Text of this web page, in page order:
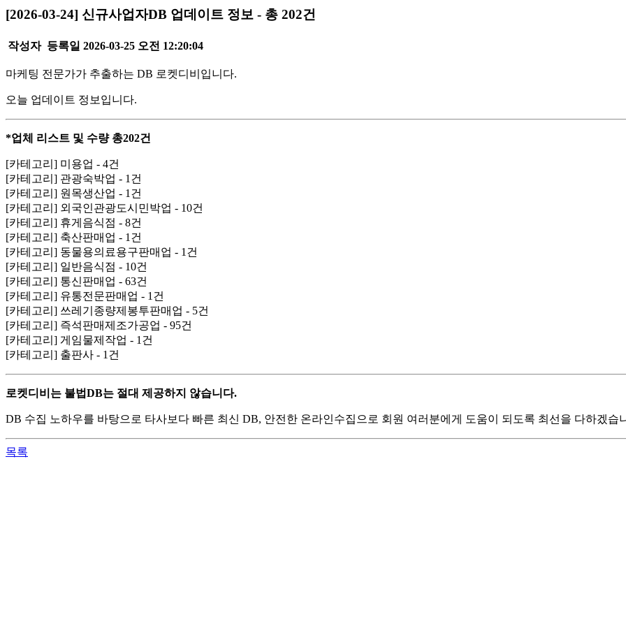
[2026-03-24] 신규사업자DB 업데이트 정보 - 총 202건
작성자 등록일 2026-03-25 오전 12:20:04
마케팅 전문가가 추출하는 DB 로켓디비입니다.
오늘 업데이트 정보입니다.
*업체 리스트 및 수량 총202건
[카테고리] 미용업 - 4건
[카테고리] 관광숙박업 - 1건
[카테고리] 원목생산업 - 1건
[카테고리] 외국인관광도시민박업 - 10건
[카테고리] 휴게음식점 - 8건
[카테고리] 축산판매업 - 1건
[카테고리] 동물용의료용구판매업 - 1건
[카테고리] 일반음식점 - 10건
[카테고리] 통신판매업 - 63건
[카테고리] 유통전문판매업 - 1건
[카테고리] 쓰레기종량제봉투판매업 - 5건
[카테고리] 즉석판매제조가공업 - 95건
[카테고리] 게임물제작업 - 1건
[카테고리] 출판사 - 1건
로켓디비는 불법DB는 절대 제공하지 않습니다.
DB 수집 노하우를 바탕으로 타사보다 빠른 최신 DB, 안전한 온라인수집으로 회원 여러분에게 도움이 되도록 최선을 다하겠습
목록